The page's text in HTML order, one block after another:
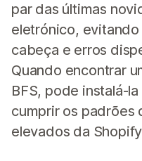
par das últimas
eletrónico,
cabeça e erros
Quando encontrar
BFS, pode instalá-
cumprir os padrões
elevados da